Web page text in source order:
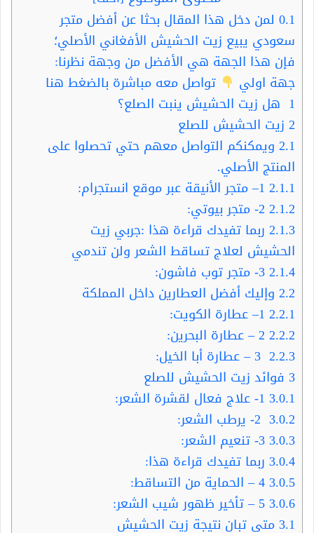
0.1 لمن دخل هذا المقال بحثا عن أفضل متجر
سعودي يبيع زيت الحشيش الأفغاني الأصلي؛
فإن هذا الجهة هي الأفضل من وجهة نظرنا:
جهة اولي
تواصل معه مباشرة بالضغط هنا
1 هل زيت الحشيش ينبت الصلع؟
2 زيت الحشيش للصلع
2.1 ويمكنكم التواصل معهم حتي تحصلوا على
المنتج الأصلي.
2.1.1
2.1.2
2.1.3 ربما تفيدك قراءة هذا :جربي زيت
الحشيش لعلاج تساقط الشعر ولن تندمي
2.1.4
2.2 وإليك أفضل العطارين داخل المملكة
2.2.1
2.2.2
2.2.3
3 فوائد زيت الحشيش للصلع
3.0.1
3.0.2
3.0.3
3.0.4 ربما تفيدك قراءة هذا:
3.0.5
3.0.6
3.1متى تبان نتيجة زيت الحشيش